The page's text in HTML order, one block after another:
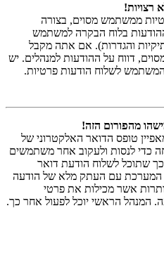
רצויות!
ממשתמש מסוים, בצורה
בלוח הבקרה למשתמש
והגדרות). אם אתה מקבל
דווח על ההודעות למנהלים. יש
לשלוח הודעות פרטיות.
מהפורום הזה!
טופס הדואר האלקטרוני של
כדי לנסות ולעקוב אחר משתמשים
שתוכל לשלוח הודעת דואר
המערכת עם העתק מלא של הודעה
אשר מכילות את פרטי
הראשי יוכל לפעול אחר כך.